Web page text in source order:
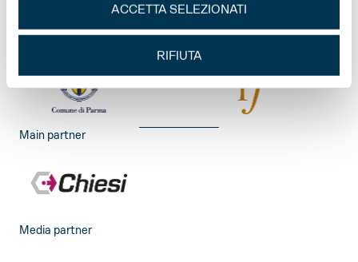
ACCETTA SELEZIONATI
RIFIUTA
Main partner
Media partner